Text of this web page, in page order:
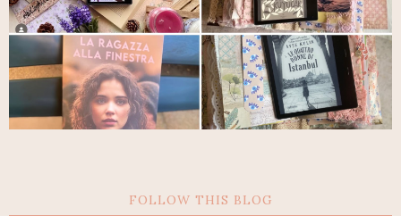
FOLLOW THIS BLOG